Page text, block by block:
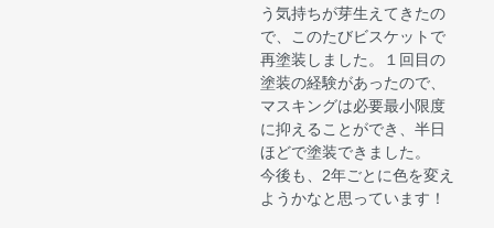
う気持ちが芽生えてきたの
で、このたびビスケットで
再塗装しました。１回目の
塗装の経験があったので、
マスキングは必要最小限度
に抑えることができ、半日
ほどで塗装できました。
今後も、2年ごとに色を変え
ようかなと思っています！